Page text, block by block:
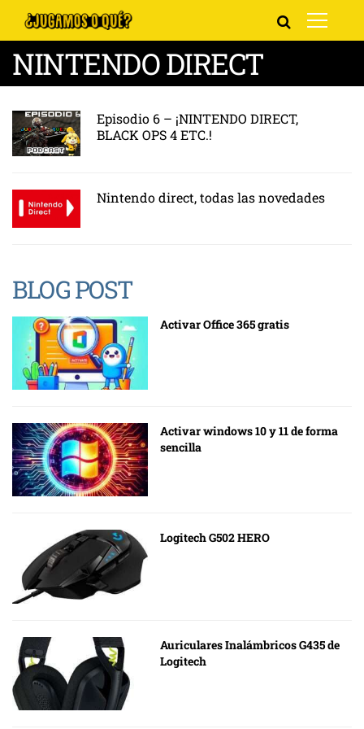
NINTENDO DIRECT
Episodio 6 – ¡NINTENDO DIRECT,
BLACK OPS 4 ETC.!
Nintendo direct, todas las novedades
BLOG POST
Activar Office 365 gratis
Activar windows 10 y 11 de forma
sencilla
Logitech G502 HERO
Auriculares Inalámbricos G435 de
Logitech